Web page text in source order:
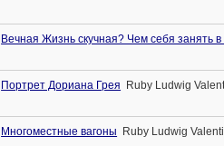
Вечная Жизнь скучная? Чем себя занять
Портрет Дориана Грея Ruby Ludwig
Многоместные вагоны Ruby Ludwig